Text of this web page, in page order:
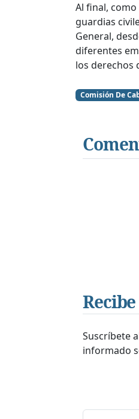
Al final,
guardias
General,
diferentes
los derechos
Comisión De
Suscríbete
informado